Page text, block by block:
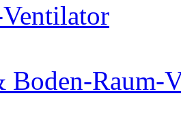
Ventilator
Boden-Raum-